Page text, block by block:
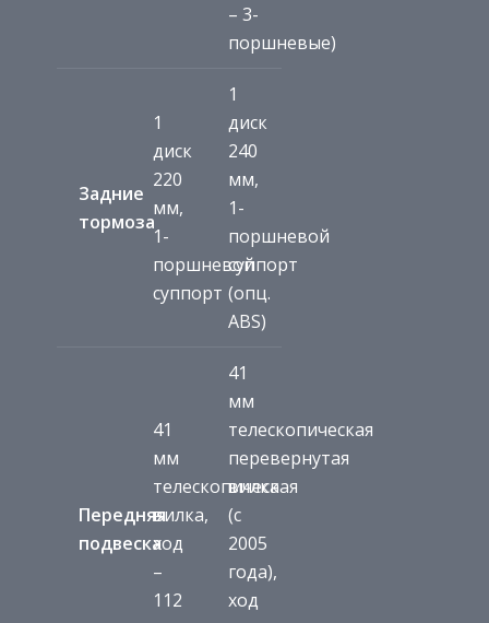
– 3-
поршневые)
Задние
тормоза
1
диск
220
мм,
1-
поршневой
суппорт
1
диск
240
мм,
1-
поршневой
суппорт
(опц.
ABS)
Передняя
подвеска
41
мм
телескопическая
вилка,
ход
–
112
41
мм
телескопическая
перевернутая
вилка
(с
2005
года),
ход